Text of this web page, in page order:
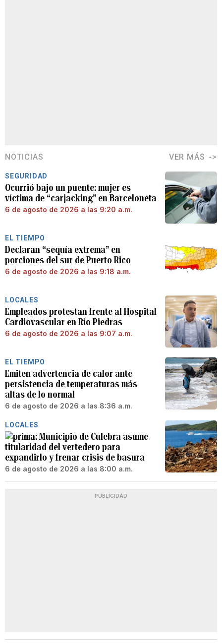
NOTICIAS VER MÁS
SEGURIDAD
Ocurrió bajo un puente: mujer es
víctima de “carjacking” en Barceloneta
6 de agosto de 2026 a las 9:20 a.m.
EL TIEMPO
Declaran “sequía extrema” en
porciones del sur de Puerto Rico
6 de agosto de 2026 a las 9:18 a.m.
LOCALES
Empleados protestan frente al Hospital
Cardiovascular en Río Piedras
6 de agosto de 2026 a las 9:07 a.m.
EL TIEMPO
Emiten advertencia de calor ante
persistencia de temperaturas más
altas de lo normal
6 de agosto de 2026 a las 8:36 a.m.
LOCALES
Municipio de Culebra asume
titularidad del vertedero para
expandirlo y frenar crisis de basura
6 de agosto de 2026 a las 8:00 a.m.
PUBLICIDAD